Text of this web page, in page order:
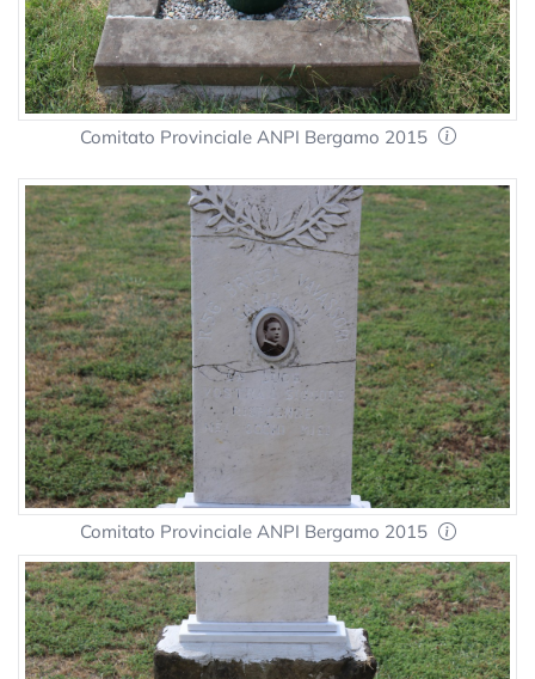
Comitato Provinciale ANPI Bergamo 2015
Comitato Provinciale ANPI Bergamo 2015